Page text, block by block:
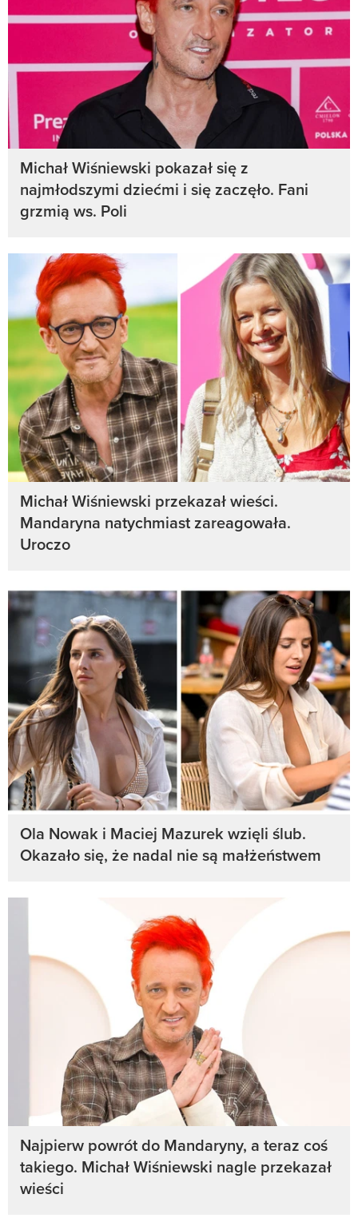
Michał Wiśniewski pokazał się z
najmłodszymi dziećmi i się zaczęło. Fani
grzmią ws. Poli
Michał Wiśniewski przekazał wieści.
Mandaryna natychmiast zareagowała.
Uroczo
Ola Nowak i Maciej Mazurek wzięli ślub.
Okazało się, że nadal nie są małżeństwem
Najpierw powrót do Mandaryny, a teraz coś
takiego. Michał Wiśniewski nagle przekazał
wieści